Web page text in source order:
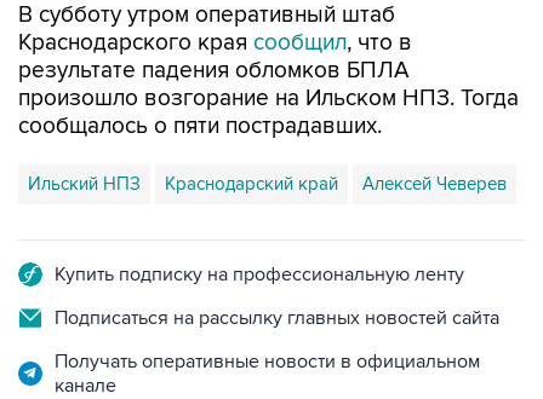
В субботу утром оперативный штаб
Краснодарского края сообщил, что в
результате падения обломков БПЛА
произошло возгорание на Ильском НПЗ. Тогда
сообщалось о пяти пострадавших.
Ильский НПЗ Краснодарский край Алексей Чеверев
Купить подписку на профессиональную ленту
Подписаться на рассылку главных новостей сайта
Получать оперативные новости в официальном
канале